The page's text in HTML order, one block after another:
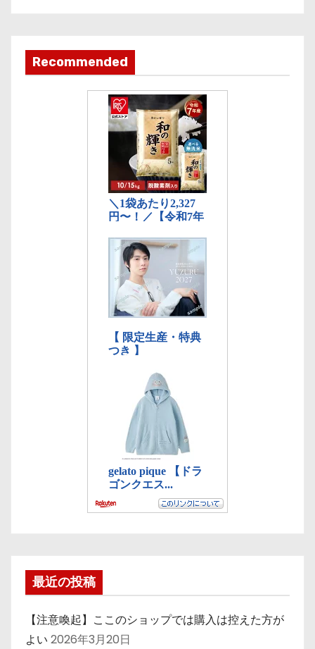
ゴ
リ
Recommended
最近の投稿
【注意喚起】ここのショップでは購入は控えた方が
よい 2026年3月20日